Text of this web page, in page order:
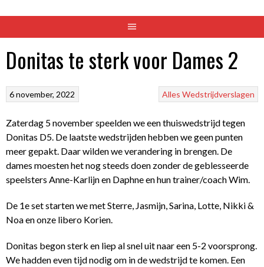
Donitas te sterk voor Dames 2
Alles Wedstrijdverslagen
6 november, 2022
Zaterdag 5 november speelden we een thuiswedstrijd tegen
Donitas D5. De laatste wedstrijden hebben we geen punten
meer gepakt. Daar wilden we verandering in brengen. De
dames moesten het nog steeds doen zonder de geblesseerde
speelsters Anne-Karlijn en Daphne en hun trainer/coach Wim.
De 1e set starten we met Sterre, Jasmijn, Sarina, Lotte, Nikki &
Noa en onze libero Korien.
Donitas begon sterk en liep al snel uit naar een 5-2 voorsprong.
We hadden even tijd nodig om in de wedstrijd te komen. Een